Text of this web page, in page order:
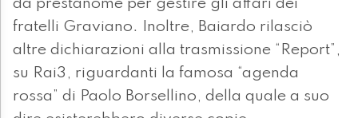
da prestanome per gestire gli affari dei
fratelli Graviano. Inoltre, Baiardo rilasciò
altre dichiarazioni alla trasmissione “Report”,
su Rai3, riguardanti la famosa “agenda
rossa” di Paolo Borsellino, della quale a suo